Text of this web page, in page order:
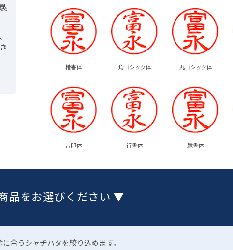
楷書体 角ゴシック体 丸ゴシック体
古印体 行書体 隷書体
品をお選びください ▼
に合うシャチハタを絞り込めます。